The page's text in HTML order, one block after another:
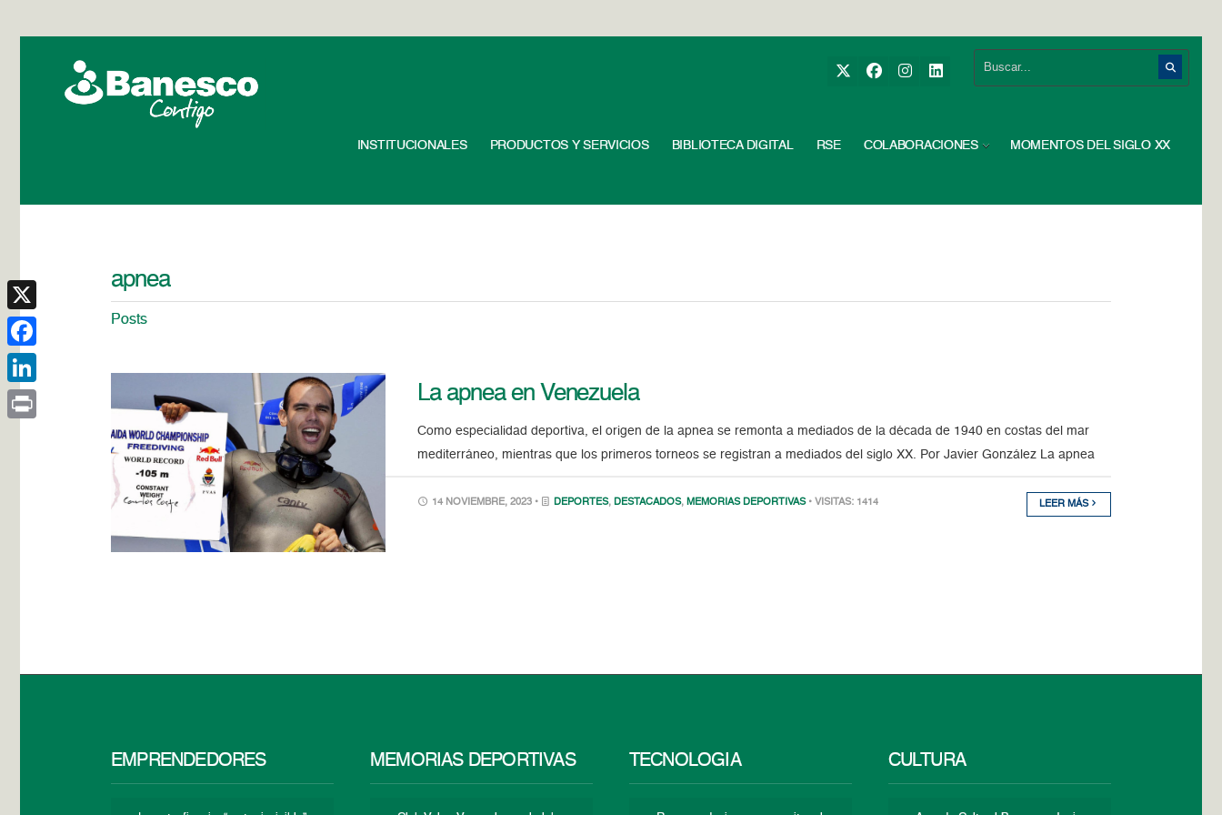
INSTITUCIONALES PRODUCTOS Y SERVICIOS BIBLIOTECA DIGITAL RSE COLABORACIONES MOMENTOS DEL SIGLO XX
apnea
Posts
La apnea en Venezuela
Como especialidad deportiva, el origen de la apnea se remonta a mediados de la década de 1940 en costas del mar
mediterráneo, mientras que los primeros torneos se registran a mediados del siglo XX. Por Javier González La apnea
14 NOVIEMBRE, 2023 • DEPORTES, DESTACADOS, MEMORIAS DEPORTIVAS • VISITAS: 1414 LEER MÁS
EMPRENDEDORES MEMORIAS DEPORTIVAS TECNOLOGÍA CULTURA
X
Facebook
LinkedIn